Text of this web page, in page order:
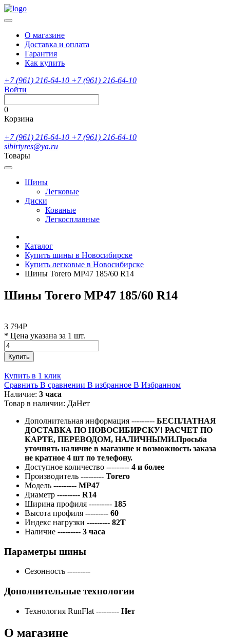
О магазине
Доставка и оплата
Гарантия
Как купить
+7 (961) 216-64-10 +7 (961) 216-64-10
Войти
0
Корзина
+7 (961) 216-64-10 +7 (961) 216-64-10
sibirtyres@ya.ru
Товары
Шины
Легковые
Диски
Кованые
Легкосплавные
Каталог
Купить шины в Новосибирске
Купить легковые в Новосибирске
Шины Torero MP47 185/60 R14
Шины Torero MP47 185/60 R14
3 794Р
* Цена указана за 1 шт.
Купить
Купить в 1 клик
Сравнить В сравнении В избранное В Избранном
Наличие: 3 часа
Товар в наличии: ДаНет
Дополнительная информация --------- БЕСПЛАТНАЯ
ДОСТАВКА ПО НОВОСИБИРСКУ! РАСЧЕТ ПО
КАРТЕ, ПЕРЕВОДОМ, НАЛИЧНЫМИ.Просьба
уточнять наличие в магазине и возможность заказа
не кратное 4 шт по телефону.
Доступное количество --------- 4 и более
Производитель --------- Torero
Модель --------- MP47
Диаметр --------- R14
Ширина профиля --------- 185
Высота профиля --------- 60
Индекс нагрузки --------- 82T
Наличие --------- 3 часа
Параметры шины
Сезонность ---------
Дополнительные технологии
Технология RunFlat --------- Нет
О магазине